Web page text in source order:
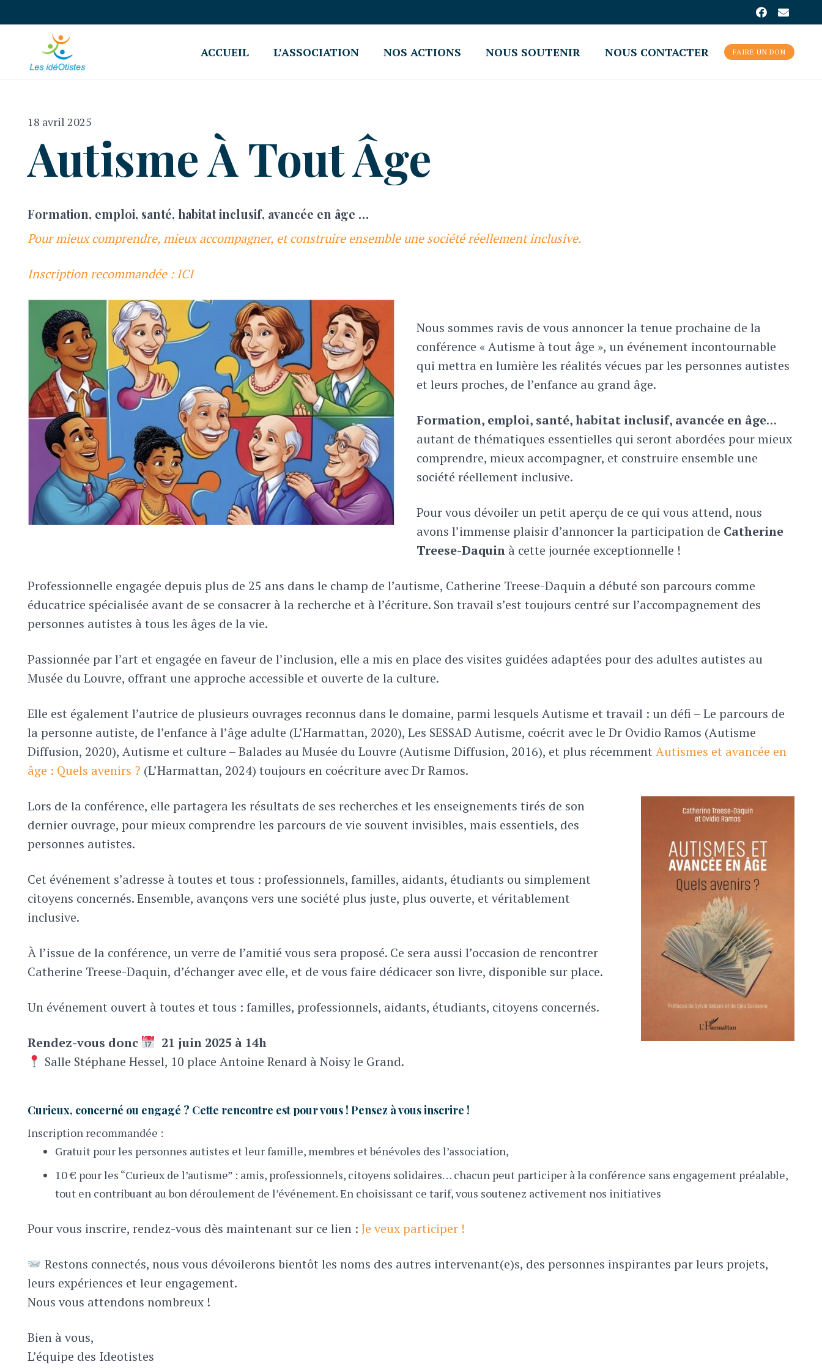
ACCUEIL L’ASSOCIATION NOS ACTIONS NOUS SOUTENIR NOUS CONTACTER FAIRE UN DON
18 avril 2025
Autisme À Tout Âge
Formation, emploi, santé, habitat inclusif, avancée en âge …
Pour mieux comprendre, mieux accompagner, et construire ensemble une société réellement inclusive.
Inscription recommandée : ICI
Nous sommes ravis de vous annoncer la tenue prochaine de la
conférence « Autisme à tout âge », un événement incontournable
qui mettra en lumière les réalités vécues par les personnes autistes
et leurs proches, de l’enfance au grand âge.
Formation, emploi, santé, habitat inclusif, avancée en âge…
autant de thématiques essentielles qui seront abordées pour mieux
comprendre, mieux accompagner, et construire ensemble une
société réellement inclusive.
Pour vous dévoiler un petit aperçu de ce qui vous attend, nous
avons l’immense plaisir d’annoncer la participation de Catherine
Treese-Daquin à cette journée exceptionnelle !
Professionnelle engagée depuis plus de 25 ans dans le champ de l’autisme, Catherine Treese-Daquin a débuté son parcours comme
éducatrice spécialisée avant de se consacrer à la recherche et à l’écriture. Son travail s’est toujours centré sur l’accompagnement des
personnes autistes à tous les âges de la vie.
Passionnée par l’art et engagée en faveur de l’inclusion, elle a mis en place des visites guidées adaptées pour des adultes autistes au
Musée du Louvre, offrant une approche accessible et ouverte de la culture.
Elle est également l’autrice de plusieurs ouvrages reconnus dans le domaine, parmi lesquels Autisme et travail : un défi – Le parcours de
la personne autiste, de l’enfance à l’âge adulte (L’Harmattan, 2020), Les SESSAD Autisme, coécrit avec le Dr Ovidio Ramos (Autisme
Diffusion, 2020), Autisme et culture – Balades au Musée du Louvre (Autisme Diffusion, 2016), et plus récemment Autismes et avancée en
âge : Quels avenirs ? (L’Harmattan, 2024) toujours en coécriture avec Dr Ramos.
Lors de la conférence, elle partagera les résultats de ses recherches et les enseignements tirés de son
dernier ouvrage, pour mieux comprendre les parcours de vie souvent invisibles, mais essentiels, des
personnes autistes.
Cet événement s’adresse à toutes et tous : professionnels, familles, aidants, étudiants ou simplement
citoyens concernés. Ensemble, avançons vers une société plus juste, plus ouverte, et véritablement
inclusive.
À l’issue de la conférence, un verre de l’amitié vous sera proposé. Ce sera aussi l’occasion de rencontrer
Catherine Treese-Daquin, d’échanger avec elle, et de vous faire dédicacer son livre, disponible sur place.
Un événement ouvert à toutes et tous : familles, professionnels, aidants, étudiants, citoyens concernés.
Rendez-vous donc
21 juin 2025 à 14h
Salle Stéphane Hessel, 10 place Antoine Renard à Noisy le Grand.
Curieux, concerné ou engagé ? Cette rencontre est pour vous ! Pensez à vous inscrire !
Inscription recommandée :
Gratuit pour les personnes autistes et leur famille, membres et bénévoles des l’association,
10 € pour les “Curieux de l’autisme” : amis, professionnels, citoyens solidaires… chacun peut participer à la conférence sans engagement préalable,
tout en contribuant au bon déroulement de l’événement.​ En choisissant ce tarif, vous soutenez activement nos initiatives
Pour vous inscrire, rendez-vous dès maintenant sur ce lien : Je veux participer !
Restons connectés, nous vous dévoilerons bientôt les noms des autres intervenant(e)s, des personnes inspirantes par leurs projets,
leurs expériences et leur engagement.
Nous vous attendons nombreux !
Bien à vous,
L’équipe des Ideotistes